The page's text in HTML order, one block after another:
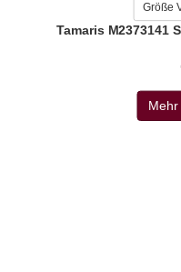
Größe
Tamaris M2373141
Mehr